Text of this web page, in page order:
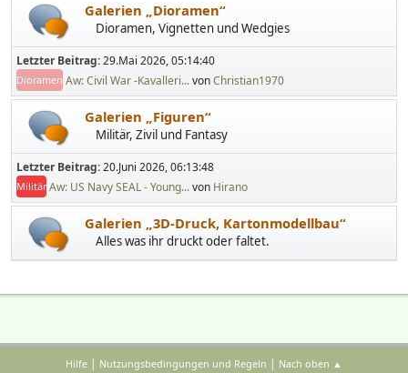
Galerien „Dioramen“
Dioramen, Vignetten und Wedgies
Letzter Beitrag:29.Mai 2026, 05:14:40
Dioramen Aw: Civil War -Kavalleri...vonChristian1970
Galerien „Figuren“
Militär, Zivil und Fantasy
Letzter Beitrag:20.Juni 2026, 06:13:48
Militär Aw: US Navy SEAL - Young...von Hirano
Galerien „3D-Druck, Kartonmodellbau“
Alles was ihr druckt oder faltet.
Hilfe | Nutzungsbedingungen und Regeln | Nach oben ▲